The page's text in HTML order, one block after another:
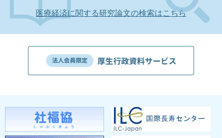
医療経済に関する研究論文の検索はこちら